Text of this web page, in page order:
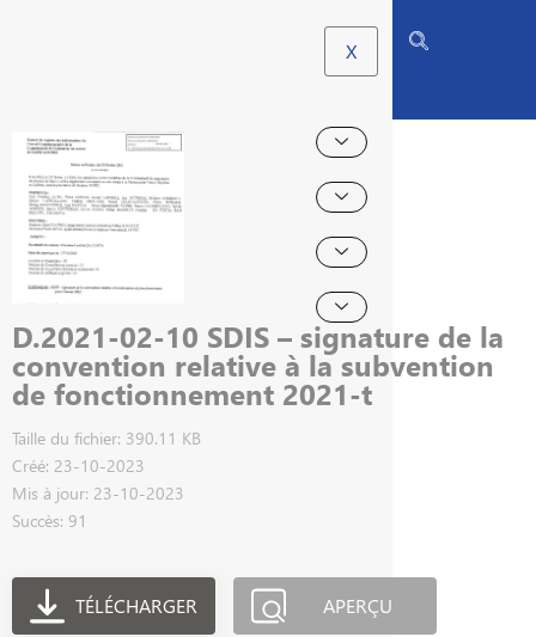
X
D.2021-02-10 SDIS – signature de la
convention relative à la subvention
de fonctionnement 2021-t
Taille du fichier: 390.11 KB
Créé: 23-10-2023
Mis à jour: 23-10-2023
Succès: 91
TÉLÉCHARGER APERÇU